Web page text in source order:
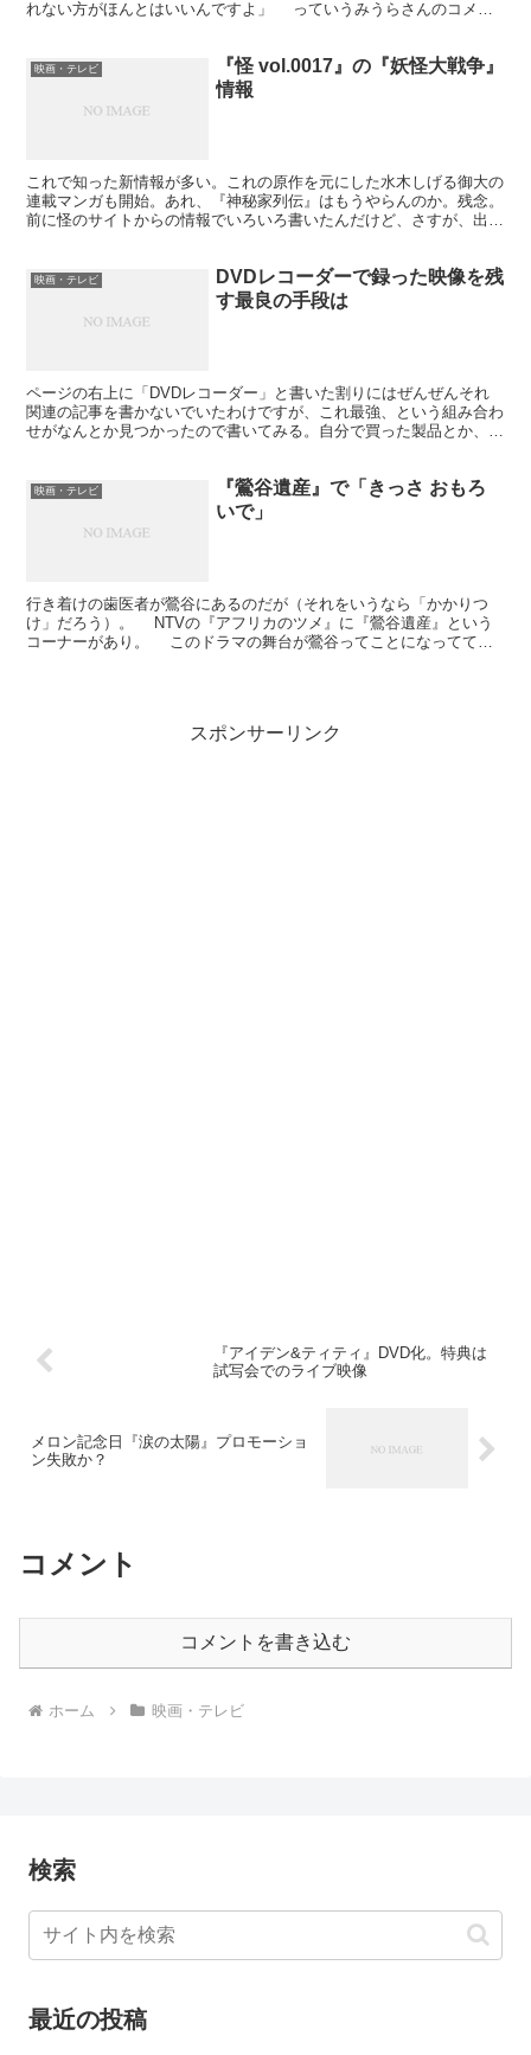
れない方がほんとはいいんですよ」 っていうみうらさんのコメン
映画・テレビ
『怪 vol.0017』の『妖怪大戦争』
情報
これで知った新情報が多い。これの原作を元にした水木しげる御大の
連載マンガも開始。あれ、『神秘家列伝』はもうやらんのか。残念。
前に怪のサイトからの情報でいろいろ書いたんだけど、さすが、出し
映画・テレビ
DVDレコーダーで録った映像を残
す最良の手段は
ページの右上に「DVDレコーダー」と書いた割りにはぜんぜんそれ
関連の記事を書かないでいたわけですが、これ最強、という組み合わ
せがなんとか見つかったので書いてみる。自分で買った製品とか、体
映画・テレビ
『鶯谷遺産』で「きっさ おもろ
いで」
行き着けの歯医者が鶯谷にあるのだが（それをいうなら「かかりつ
け」だろう）。 NTVの『アフリカのツメ』に『鶯谷遺産』という
コーナーがあり。 このドラマの舞台が鶯谷ってことになってて。
スポンサーリンク
『アイデン&ティティ』DVD化。特典は
試写会でのライブ映像
メロン記念日『涙の太陽』プロモーショ
ン失敗か？
コメント
コメントを書き込む
ホーム 映画・テレビ
検索
最近の投稿